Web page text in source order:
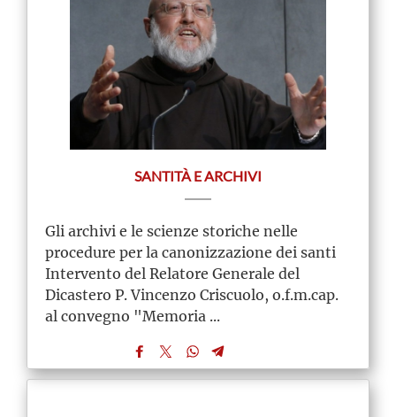
SANTITÀ E ARCHIVI
Gli archivi e le scienze storiche nelle
procedure per la canonizzazione dei santi
Intervento del Relatore Generale del
Dicastero P. Vincenzo Criscuolo, o.f.m.cap.
al convegno "Memoria ...